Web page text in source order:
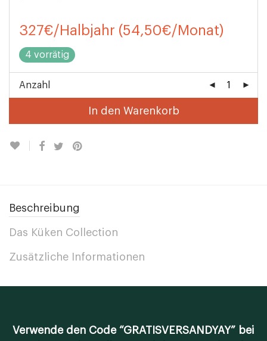
327€/Halbjahr (54,50€/Monat)
4 vorrätig
Anzahl
In den Warenkorb
Beschreibung
Das Küken Collection
Zusätzliche Informationen
Verwende den Code “GRATISVERSANDYAY” bei